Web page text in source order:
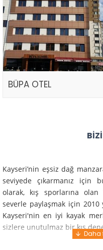
BÜPA OTEL
Kayseri’nin eşsiz dağ
seviyede çıkarmanız için
olarak, kış sporlarına
severle paylaşmak için 2010
Kayseri'nin en iyi kayak
sizlere unutulmaz bir kış